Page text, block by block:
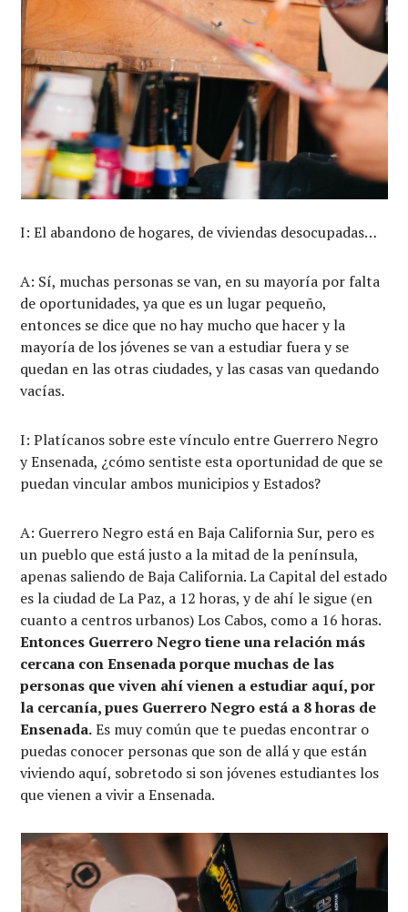
I: El abandono de hogares, de viviendas desocupadas…
A: Sí, muchas personas se van, en su mayoría por falta
de oportunidades, ya que es un lugar pequeño,
entonces se dice que no hay mucho que hacer y la
mayoría de los jóvenes se van a estudiar fuera y se
quedan en las otras ciudades, y las casas van quedando
vacías.
I: Platícanos sobre este vínculo entre Guerrero Negro
y Ensenada, ¿cómo sentiste esta oportunidad de que se
puedan vincular ambos municipios y Estados?
A: Guerrero Negro está en Baja California Sur, pero es
un pueblo que está justo a la mitad de la península,
apenas saliendo de Baja California. La Capital del estado
es la ciudad de La Paz, a 12 horas, y de ahí le sigue (en
cuanto a centros urbanos) Los Cabos, como a 16 horas.
Entonces Guerrero Negro tiene una relación más
cercana con Ensenada porque muchas de las
personas que viven ahí vienen a estudiar aquí, por
la cercanía, pues Guerrero Negro está a 8 horas de
Ensenada.Es muy común que te puedas encontrar o
puedas conocer personas que son de allá y que están
viviendo aquí, sobretodo si son jóvenes estudiantes los
que vienen a vivir a Ensenada.